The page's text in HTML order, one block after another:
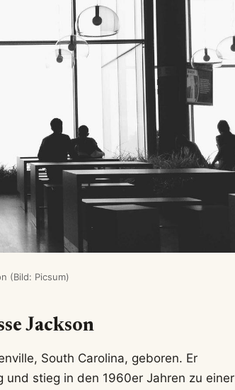
(Bild: Picsum)
Jackson
South Carolina, geboren. Er
stieg in den 1960er Jahren zu einer